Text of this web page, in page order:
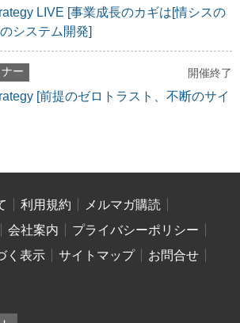
LIVE [事業成長のカギは[情シスの
システム開発]
ー 開催終了
[前提のゼロトラスト、不断のサイ
利用規約
メルマガ購読
会社案内
プライバシーポリシー
く表示
サイトマップ
お問合せ